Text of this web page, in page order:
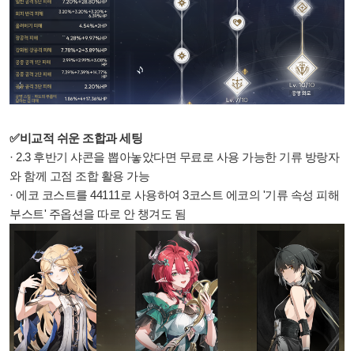
✅비교적 쉬운 조합과 세팅
· 2.3 후반기 샤콘을 뽑아놓았다면 무료로 사용 가능한 기류 방랑자
와 함께 고점 조합 활용 가능
· 에코 코스트를 44111로 사용하여 3코스트 에코의 '기류 속성 피해
부스트' 주옵션을 따로 안 챙겨도 됨